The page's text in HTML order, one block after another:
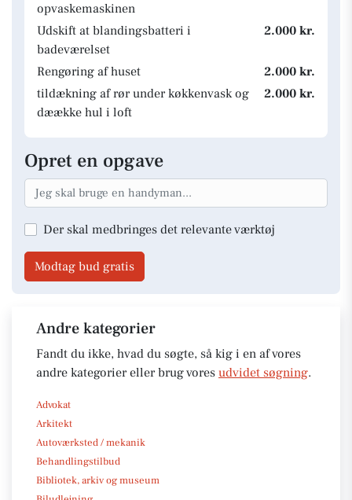
opvaskemaskinen
Udskift at blandingsbatteri i
badeværelset
2.000 kr.
Rengøring af huset
2.000 kr.
tildækning af rør under køkkenvask og
dæække hul i loft
2.000 kr.
Opret en opgave
Der skal medbringes det relevante værktøj
Modtag bud gratis
Andre kategorier
Fandt du ikke, hvad du søgte, så kig i en af vores
andre kategorier eller brug vores udvidet søgning.
Advokat
Arkitekt
Autoværksted / mekanik
Behandlingstilbud
Bibliotek, arkiv og museum